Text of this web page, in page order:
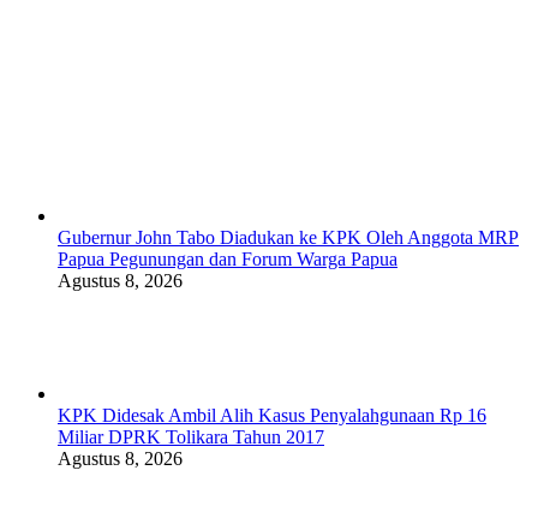
Gubernur John Tabo Diadukan ke KPK Oleh Anggota MRP
Papua Pegunungan dan Forum Warga Papua
Agustus 8, 2026
KPK Didesak Ambil Alih Kasus Penyalahgunaan Rp 16
Miliar DPRK Tolikara Tahun 2017
Agustus 8, 2026